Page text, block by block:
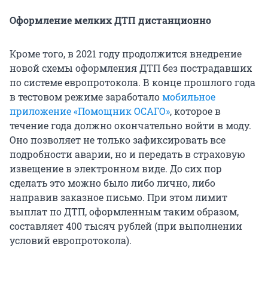
Оформление мелких ДТП дистанционно
Кроме того, в 2021 году продолжится внедрение
новой схемы оформления ДТП без пострадавших
по системе европротокола. В конце прошлого года
в тестовом режиме заработаломобильное
приложение «Помощник ОСАГО», которое в
течение года должно окончательно войти в моду.
Оно позволяет не только зафиксировать все
подробности аварии, но и передать в страховую
извещение в электронном виде. До сих пор
сделать это можно было либо лично, либо
направив заказное письмо. При этом лимит
выплат по ДТП, оформленным таким образом,
составляет 400 тысяч рублей (при выполнении
условий европротокола).